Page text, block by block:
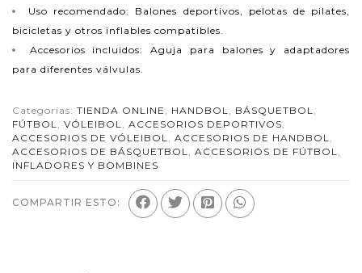
Uso recomendado: Balones deportivos, pelotas de pilates,
bicicletas y otros inflables compatibles.
Accesorios incluidos: Aguja para balones y adaptadores
para diferentes válvulas.
Categorías: TIENDA ONLINE , HANDBOL, BÁSQUETBOL,
FÚTBOL, VÓLEIBOL, ACCESORIOS DEPORTIVOS,
ACCESORIOS DE VÓLEIBOL, ACCESORIOS DE HANDBOL,
ACCESORIOS DE BÁSQUETBOL, ACCESORIOS DE FÚTBOL,
INFLADORES Y BOMBINES
COMPARTIR ESTO: